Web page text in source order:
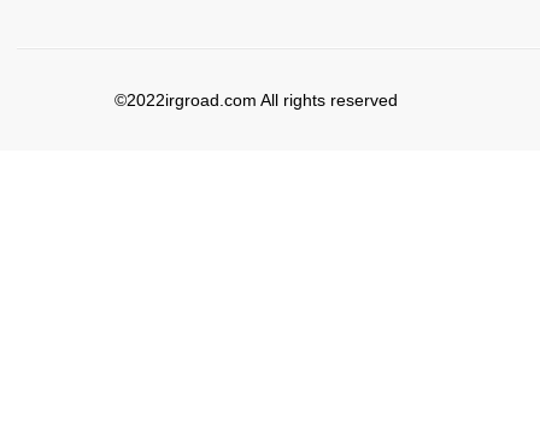
©2022irgroad.com All rights reserved